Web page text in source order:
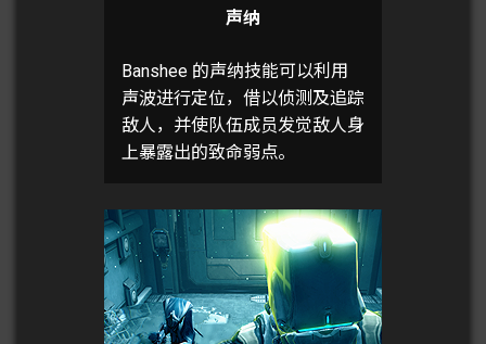
声纳
Banshee 的声纳技能可以利用
声波进行定位，借以侦测及追踪
敌人，并使队伍成员发觉敌人身
上暴露出的致命弱点。